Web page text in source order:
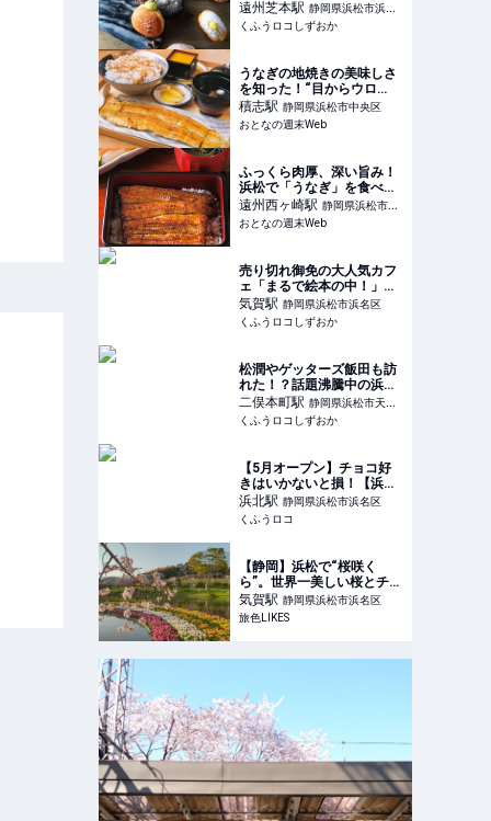
い"生ドーナツ専門店【新店
情報】『MILK DO dore
iku?』4/18（木）オープ
遠州芝本駅 静岡県浜松市浜名
区
くふうロコしずおか
うなぎの地焼きの美味しさ
を知った！“目からウロ
コ”の名店を浜松で発見、関
西風の名店で16年修行の店
主が生み出すうなぎの逸
積志駅 静岡県浜松市中央区
おとなの週末Web
ふっくら肉厚、深い旨み！
浜松で「うなぎ」を食べる
なら外せない名店 『うな
正』が使うのは“幻”の共水
うなぎ - おとなの週末
遠州西ヶ崎駅 静岡県浜松市中
央区
おとなの週末Web
売り切れ御免の大人気カフ
ェ「まるで絵本の中！」で
頂く絶品スープカレーとフ
レンチトースト【Fond
Cafe】浜松に行ったら行か
おか
気賀駅 静岡県浜松市浜名区
くふうロコしずおか
松潤やゲッターズ飯田も訪
れた！？話題沸騰中の浜松
のパワースポット『光明山
光明寺』駐車場やアクセ
ス・ご利益をご紹介【2024
か
二俣本町駅 静岡県浜松市天竜
区
くふうロコしずおか
【5月オープン】チョコ好
きはいかないと損！【浜松
市】「デザインはかわいい
し、味は本格的って最高♪」
人気のミモザショコラトリ
か』静岡の暮らしを便利
に・楽しく
浜北駅 静岡県浜松市浜名区
くふうロコ
【静岡】浜松で“桜咲く
ら”。世界一美しい桜とチュ
ーリップの庭園へ（魔女宅
のパン屋へも寄り道）｜旅
気賀駅 静岡県浜松市浜名区
旅色LIKES